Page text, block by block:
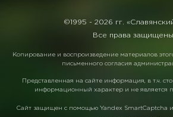
©1995 - 2026 гг.
Все права защищены
Копирование и воспроизведение материалов
письменного согласия
Представленная на сайте информация, в т.ч.
информационный характер и не является
Сайт защищен с помощью Yandex SmartCaptcha